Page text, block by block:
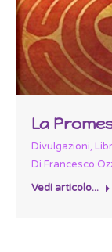
La
Divulgazioni,
Di Francesco
Vedi articolo...